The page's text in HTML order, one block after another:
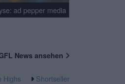
ad pepper media
News ansehen
Highs Shortseller